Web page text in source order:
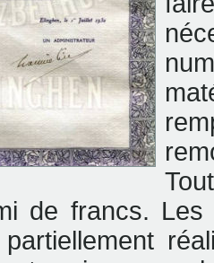
de francs.
partiellement